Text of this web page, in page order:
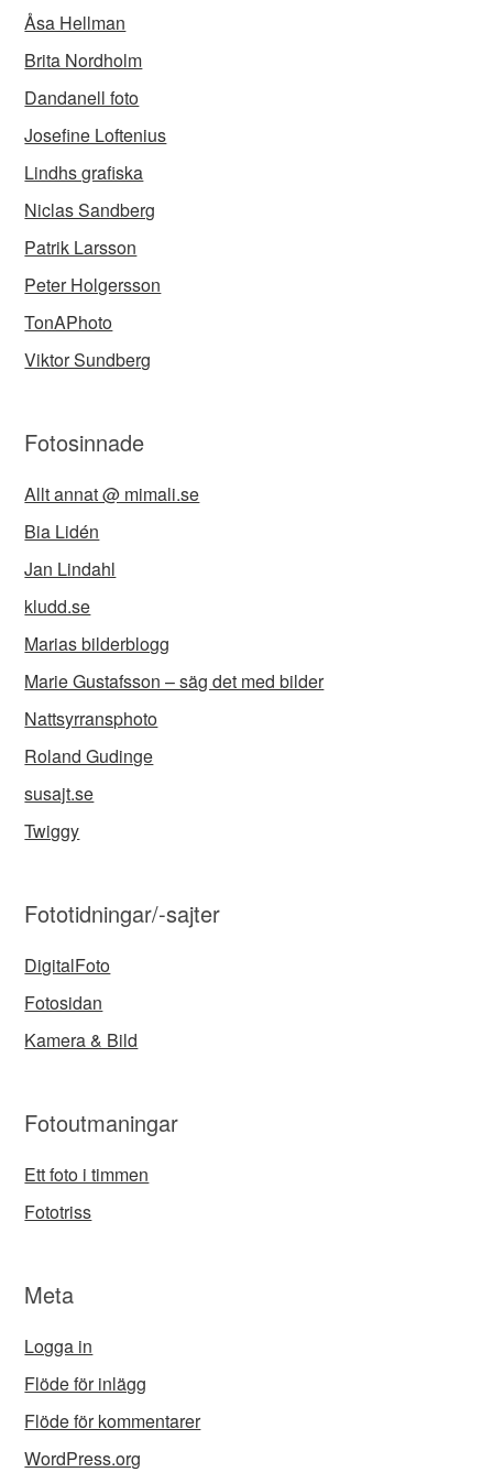
Åsa Hellman
Brita Nordholm
Dandanell foto
Josefine Loftenius
Lindhs grafiska
Niclas Sandberg
Patrik Larsson
Peter Holgersson
TonAPhoto
Viktor Sundberg
Fotosinnade
Allt annat @ mimali.se
Bia Lidén
Jan Lindahl
kludd.se
Marias bilderblogg
Marie Gustafsson – säg det med bilder
Nattsyrransphoto
Roland Gudinge
susajt.se
Twiggy
Fototidningar/-sajter
DigitalFoto
Fotosidan
Kamera & Bild
Fotoutmaningar
Ett foto i timmen
Fototriss
Meta
Logga in
Flöde för inlägg
Flöde för kommentarer
WordPress.org